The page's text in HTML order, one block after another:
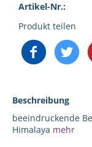
Artikel-Nr.:
Produkt teilen
Beschreibung
beeindruckende
Himalaya mehr